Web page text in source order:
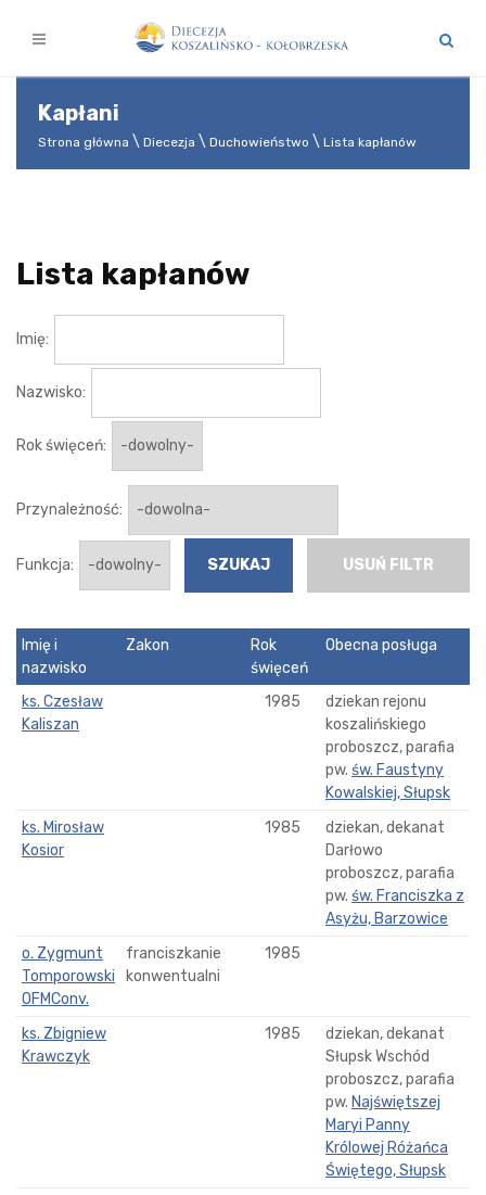
Kapłani
Strona główna Diecezja Duchowieństwo Lista kapłanów
Lista kapłanów
Imię:
Nazwisko:
Rok święceń:
Przynależność:
Funkcja: USUŃ FILTR
Imię i
nazwisko
Zakon
Rok
święceń
Obecna posługa
ks. Czesław
Kaliszan
1985
dziekan rejonu
koszalińskiego
proboszcz, parafia
pw. św. Faustyny
Kowalskiej, Słupsk
ks. Mirosław
Kosior
1985
dziekan, dekanat
Darłowo
proboszcz, parafia
pw. św. Franciszka z
Asyżu, Barzowice
o. Zygmunt
Tomporowski
OFMConv.
franciszkanie
konwentualni
1985
ks. Zbigniew
Krawczyk
1985
dziekan, dekanat
Słupsk Wschód
proboszcz, parafia
pw. Najświętszej
Maryi Panny
Królowej Różańca
Świętego, Słupsk